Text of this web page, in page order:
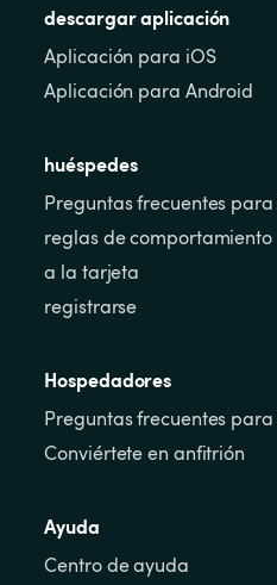
descargar aplicación
Aplicación para iOS
Aplicación para Android
huéspedes
Preguntas frecuentes
reglas de comportamiento
a la tarjeta
registrarse
Hospedadores
Preguntas frecuentes
Conviértete en anfitrión
Ayuda
Centro de ayuda